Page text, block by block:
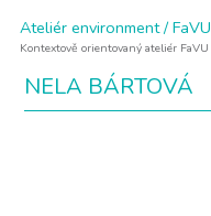
Ateliér environment /
Kontextově orientovaný ateliér
NELA BÁRTOVÁ